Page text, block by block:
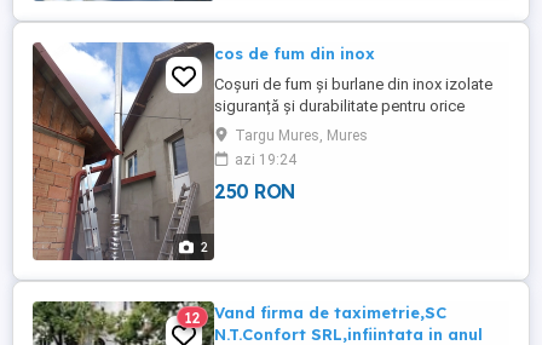
2
cos de fum din inox
Coșuri de fum și burlane din inox izolate
siguranță și durabilitate pentru orice
sistem de încălzire! La cel mai bun preț și
calitate - Grosime tablă: 1 mm - Izolație
termică cu vermiculit - Rezistență la
temperaturi de până la 1200 C Oferim
Targu Mures, Mures
azi 19:24
250 RON
12
Vand firma de taximetrie,SC
N.T.Confort SRL,infiintata in anul